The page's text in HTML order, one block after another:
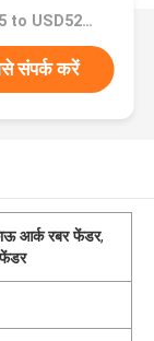
मूल्य：USD125 to USD520 Per Piece
संपर्क करें
आर्क रबर फेंडर,